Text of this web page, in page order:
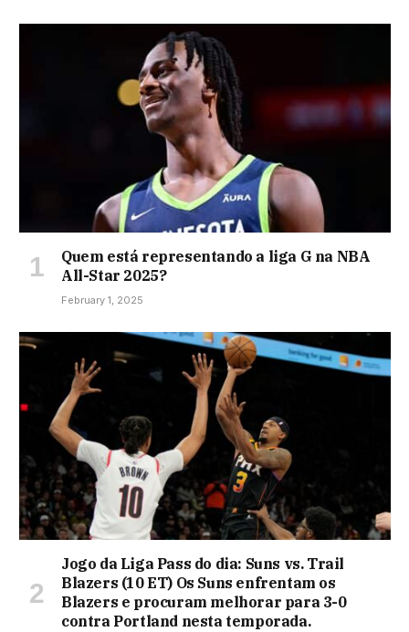
Quem está representando a liga G na NBA
All-Star 2025?
February 1, 2025
Jogo da Liga Pass do dia: Suns vs. Trail
Blazers (10 ET) Os Suns enfrentam os
Blazers e procuram melhorar para 3-0
contra Portland nesta temporada.